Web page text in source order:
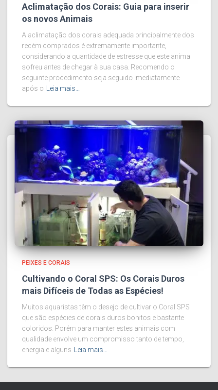
Aclimatação dos Corais: Guia para inserir
os novos Animais
A aclimatação dos corais adequada principalmente dos
recém comprados é extremamente importante,
considerando a quantidade de estresse que este animal
sofreu antes de chegar à sua casa. Recomendo o
seguinte procedimento seja seguido imediatamente
após o Leia mais…
PEIXES E CORAIS
Cultivando o Coral SPS: Os Corais Duros
mais Difíceis de Todas as Espécies!
Muitos aquaristas têm o desejo de cultivar o Coral SPS
que são espécies de corais duros bonitos e bastante
coloridos. Porém para manter estes animais com
qualidade envolve um compromisso tanto de tempo,
energia e alguns
Leia mais…